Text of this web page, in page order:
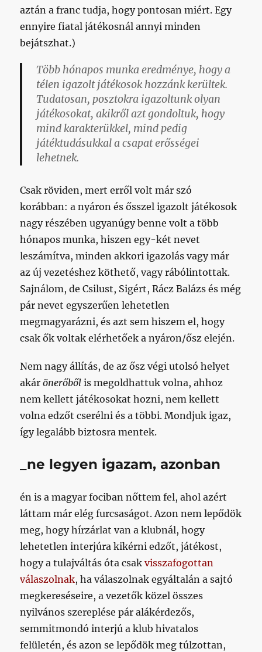
aztán a franc tudja, hogy pontosan miért. Egy
ennyire fiatal játékosnál annyi minden
bejátszhat.)
Több hónapos munka eredménye, hogy a
télen igazolt játékosok hozzánk kerültek.
Tudatosan, posztokra igazoltunk olyan
játékosokat, akikről azt gondoltuk, hogy
mind karakterükkel, mind pedig
játéktudásukkal a csapat erősségei
lehetnek.
Csak röviden, mert erről volt már szó
korábban: a nyáron és ősszel igazolt játékosok
nagy részében ugyanúgy benne volt a több
hónapos munka, hiszen egy-két nevet
leszámítva, minden akkori igazolás vagy már
az új vezetéshez köthető, vagy rábólintottak.
Sajnálom, de Csilust, Sigért, Rácz Balázs és még
pár nevet egyszerűen lehetetlen
megmagyarázni, és azt sem hiszem el, hogy
csak ők voltak elérhetőek a nyáron/ősz elején.
Nem nagy állítás, de az ősz végi utolsó helyet
akárönerőből is megoldhattuk volna, ahhoz
nem kellett játékosokat hozni, nem kellett
volna edzőt cserélni és a többi. Mondjuk igaz,
így legalább biztosra mentek.
_ne legyen igazam, azonban
én is a magyar fociban nőttem fel, ahol azért
láttam már elég furcsaságot. Azon nem lepődök
meg, hogy hírzárlat van a klubnál, hogy
lehetetlen interjúra kikérni edzőt, játékost,
hogy a tulajváltás óta csakvisszafogottan
válaszolnak, ha válaszolnak egyáltalán a sajtó
megkereséseire, a vezetők közel összes
nyilvános szereplése pár alákérdezős,
semmitmondó interjú a klub hivatalos
felületén, és azon se lepődök meg túlzottan,